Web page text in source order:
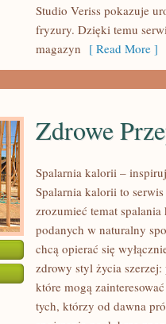
WIZAŻYSTÓWStudio Veriss pokazuje
fryzury. Dzięki temu
magazyn [ Read More ]
Zdrowe
Spalarnia kalorii –
Spalarnia kalorii to
zrozumieć temat
podanych w naturalny
chcą opierać się
zdrowy styl życia
które mogą
tych, którzy od dawna